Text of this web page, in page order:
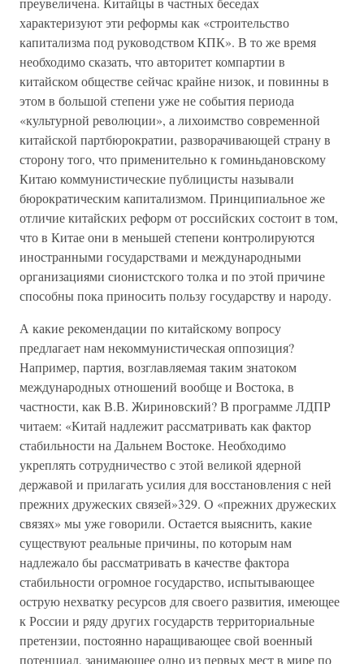
характеризуют эти реформы как «строительство
капитализма под руководством КПК». В то же время
необходимо сказать, что авторитет компартии в
китайском обществе сейчас крайне низок, и повинны в
этом в большой степени уже не события периода
«культурной революции», а лихоимство современной
китайской партбюрократии, разворачивающей страну в
сторону того, что применительно к гоминьдановскому
Китаю коммунистические публицисты называли
бюрократическим капитализмом. Принципиальное же
отличие китайских реформ от российских состоит в том,
что в Китае они в меньшей степени контролируются
иностранными государствами и международными
организациями сионистского толка и по этой причине
способны пока приносить пользу государству и народу.
А какие рекомендации по китайскому вопросу
предлагает нам некоммунистическая оппозиция?
Например, партия, возглавляемая таким знатоком
международных отношений вообще и Востока, в
частности, как В.В. Жириновский? В программе ЛДПР
читаем: «Китай надлежит рассматривать как фактор
стабильности на Дальнем Востоке. Необходимо
укреплять сотрудничество с этой великой ядерной
державой и прилагать усилия для восстановления с ней
прежних дружеских связей»329. О «прежних дружеских
связях» мы уже говорили. Остается выяснить, какие
существуют реальные причины, по которым нам
надлежало бы рассматривать в качестве фактора
стабильности огромное государство, испытывающее
острую нехватку ресурсов для своего развития, имеющее
к России и ряду других государств территориальные
претензии, постоянно наращивающее свой военный
потенциал, занимающее одно из первых мест в мире по